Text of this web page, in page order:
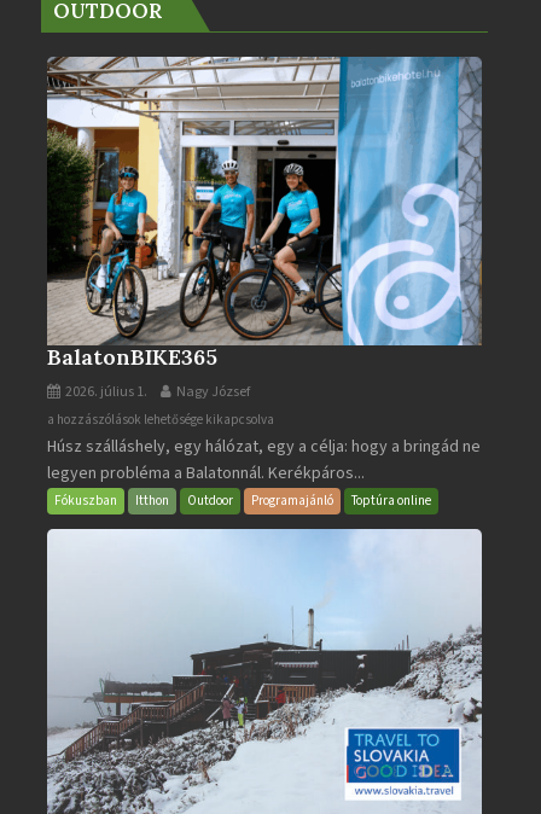
OUTDOOR
BalatonBIKE365
2026. július 1. Nagy József
BalatonBIKE365
bejegyzéshez
a hozzászólások lehetősége kikapcsolva
Húsz szálláshely, egy hálózat, egy a célja: hogy a bringád ne
legyen probléma a Balatonnál. Kerékpáros...
Fókuszban Itthon Outdoor Programajánló Toptúra online